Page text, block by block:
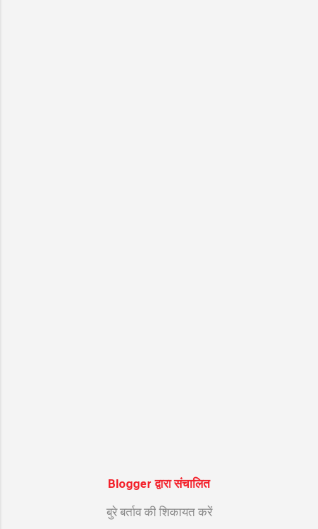
Blogger द्वारा संचालित
बुरे बर्ताव की शिकायत करें